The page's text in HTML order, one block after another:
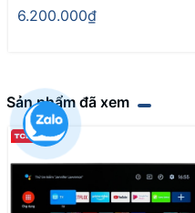
P122DG
6.200.000₫
Sản phẩm đã xem